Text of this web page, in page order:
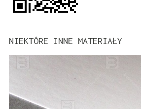
NIEKTÓRE INNE MATERIAŁY